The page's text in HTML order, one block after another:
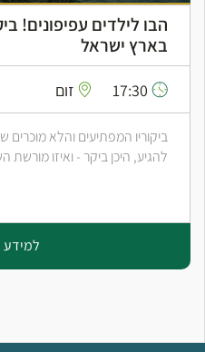
הבו לילדים עפיפונים!
בארץ ישראל
זום
ביקוריו המפתיעים והלא
להגיע, היכן ביקר - ואיזו מורשת
למידע